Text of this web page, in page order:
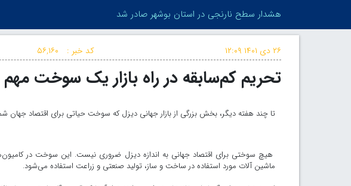
هشدار سطح نارنجی در استان بوشهر صادر شد
هشدار سطح نارنجی در استان بوشهر صادر شد
کد خبر : ۵۶,۱۶۰ ۲۶ دی ۱۴۰۱ ۱۲:۰۹
تحریم کم‌سابقه در راه بازار یک سوخت مهم
تا چند هفته دیگر، بخش بزرگی از بازار جهانی دیزل که سوخت حیاتی برای اقتصاد جهان
هیچ سوختی برای اقتصاد جهانی به اندازه دیزل ضروری نیست. این سوخت در
ماشین آلات مورد استفاده در ساخت و ساز، تولید صنعتی و زراعت استفاده می‌شود.